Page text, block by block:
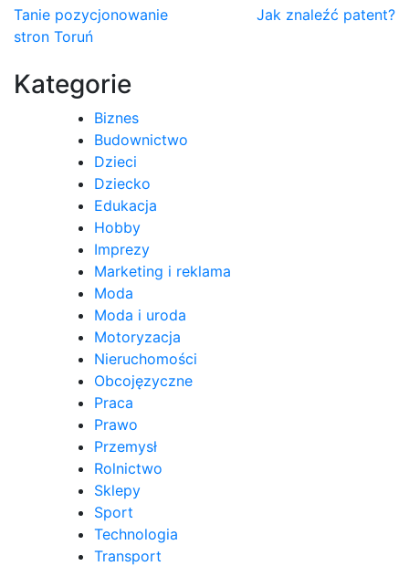
Nawigacja
wpisu
Tanie pozycjonowanie
stron Toruń
Jak znaleźć patent?
Kategorie
Biznes
Budownictwo
Dzieci
Dziecko
Edukacja
Hobby
Imprezy
Marketing i reklama
Moda
Moda i uroda
Motoryzacja
Nieruchomości
Obcojęzyczne
Praca
Prawo
Przemysł
Rolnictwo
Sklepy
Sport
Technologia
Transport